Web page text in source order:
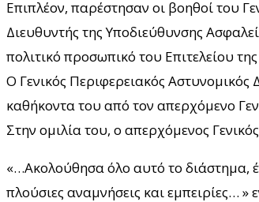
Επιπλέον, παρέστησαν οι βοηθοί του
Διευθυντής της Υποδιεύθυνσης
πολιτικό προσωπικό του Επιτελείου
Ο Γενικός Περιφερειακός
καθήκοντα του από τον απερχόμενο
Στην ομιλία του, ο απερχόμενος
«…Ακολούθησα όλο αυτό το διάστημα,
πλούσιες αναμνήσεις και εμπειρίες…